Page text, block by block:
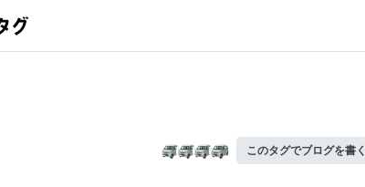
このタグでブログを書く